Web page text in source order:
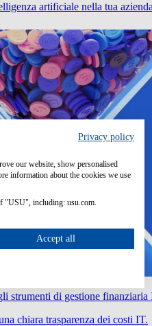
artificiale nella tua
strumenti di gestione finanziaria
chiara trasparenza dei costi IT.
Privacy policy
our website, show personalised
information about the cookies we use
"USU", including: usu.com.
Accept all